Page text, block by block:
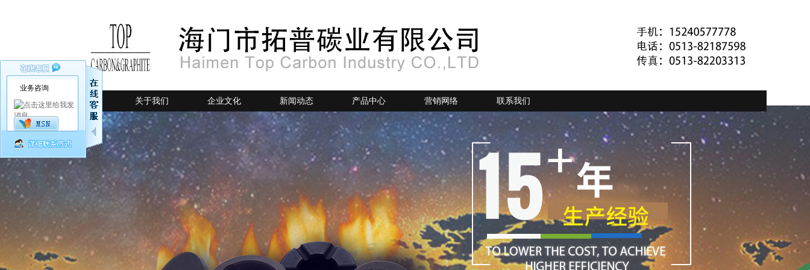
网站首页 关于我们 企业文化 新闻动态 产品中心 营销网络 联系我们
业务咨询